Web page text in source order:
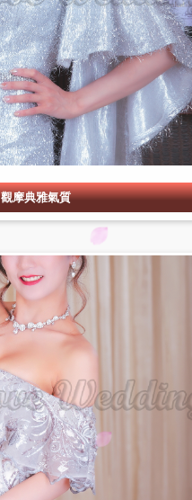
觀摩典雅氣質